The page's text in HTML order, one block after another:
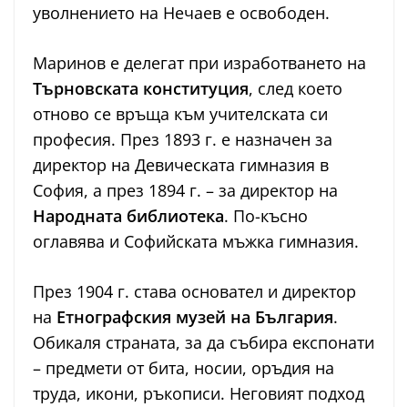
уволнението на Нечаев е освободен.
Маринов е делегат при изработването на
Търновската конституция, след което
отново се връща към учителската си
професия. През 1893 г. е назначен за
директор на Девическата гимназия в
София, а през 1894 г. – за директор на
Народната библиотека. По-късно
оглавява и Софийската мъжка гимназия.
През 1904 г. става основател и директор
на Етнографския музей на България.
Обикаля страната, за да събира експонати
– предмети от бита, носии, оръдия на
труда, икони, ръкописи. Неговият подход